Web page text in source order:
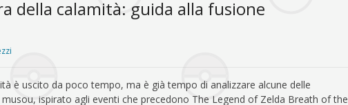
della calamità: guida alla fusione
è uscito da poco tempo, ma è già tempo di analizzare alcune delle
ispirato agli eventi che precedono The Legend of Zelda Breath of the